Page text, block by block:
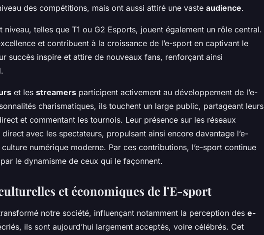
des compétitions, mais ont aussi attiré une vaste audience.
niveau, telles que T1 ou G2 Esports, jouent également un rôle central.
et contribuent à la croissance de l’e-sport en captivant le
succès inspire et attire de nouveaux fans, renforçant ainsi
et les streamers participent activement au développement de l’e-
charismatiques, ils touchent un large public, partageant leurs
et commentant les tournois. Leur présence sur les réseaux
avec les spectateurs, propulsant ainsi encore davantage l’e-
numérique moderne. Par ces contributions, l’e-sport continue
le dynamisme de ceux qui le façonnent.
et économiques de l’E-sport
notre société, influençant notamment la perception des e-
ils sont aujourd’hui largement acceptés, voire célébrés. Cet